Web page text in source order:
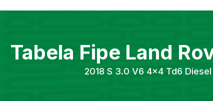
Tabela Fipe Land
2018 S 3.0 V6 4x4 Td6